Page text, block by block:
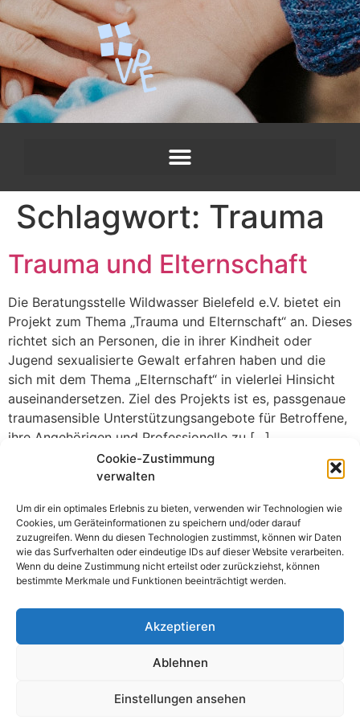
Cookie-Zustimmung
verwalten
Um dir ein optimales Erlebnis zu bieten, verwenden wir Technologien wie
Cookies, um Geräteinformationen zu speichern und/oder darauf
zuzugreifen. Wenn du diesen Technologien zustimmst, können wir Daten
wie das Surfverhalten oder eindeutige IDs auf dieser Website verarbeiten.
Wenn du deine Zustimmung nicht erteilst oder zurückziehst, können
bestimmte Merkmale und Funktionen beeinträchtigt werden.
Akzeptieren
Ablehnen
Einstellungen ansehen
Schlagwort: Trauma
Trauma und Elternschaft
Die Beratungsstelle Wildwasser Bielefeld e.V. bietet ein
Projekt zum Thema „Trauma und Elternschaft“ an. Dieses
richtet sich an Personen, die in ihrer Kindheit oder
Jugend sexualisierte Gewalt erfahren haben und die
sich mit dem Thema „Elternschaft“ in vielerlei Hinsicht
auseinandersetzen. Ziel des Projekts ist es, passgenaue
traumasensible Unterstützungsangebote für Betroffene,
ihre Angehörigen und Professionelle zu […]
© 2026 Stefan Wattenberg
Für VPE-Bielefeld E.V.